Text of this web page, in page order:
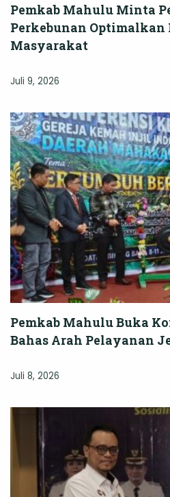
Pemkab Mahulu Minta
Perkebunan Optimalkan
Masyarakat
Juli 9, 2026
Pemkab Mahulu Buka
Bahas Arah Pelayanan
Juli 8, 2026